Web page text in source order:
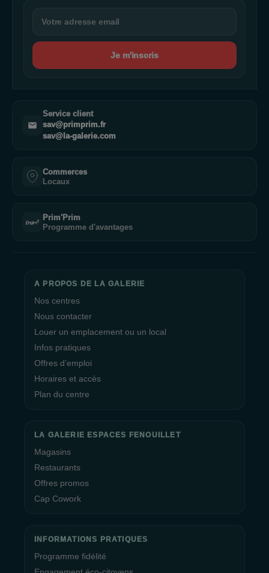
Je m'inscris
Service client
sav@primprim.fr
sav@la-galerie.com
Commerces
Locaux
Prim'Prim
Programme d'avantages
A PROPOS DE LA GALERIE
Nos centres
Nous contacter
Louer un emplacement ou un local
Infos pratiques
Offres d’emploi
Horaires et accès
Plan du centre
LA GALERIE ESPACES FENOUILLET
Magasins
Restaurants
Offres promos
Cap Cowork
INFORMATIONS PRATIQUES
Programme fidélité